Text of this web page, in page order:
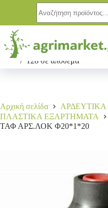
ΤΑΦ ΑΡΣ.ΛΟΚ Φ20*1*20
0,70€
128 σε απόθεμα
Αρχική σελίδα
ΑΡΔΕΥΤΙΚΑ
ΠΛΑΣΤΙΚΑ ΕΞΑΡΤΗΜΑΤΑ
ΤΑΦ ΑΡΣ.ΛΟΚ Φ20*1*20